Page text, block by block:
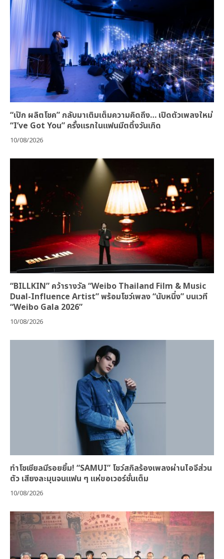
“เป๊ก ผลิตโชค” กลับมาเติมเต็มความคิดถึง… เปิดตัวเพลงใหม่
“I’ve Got You” ครั้งแรกในแฟนมีตติ้งวันเกิด
10/08/2026
“BILLKIN” คว้ารางวัล “Weibo Thailand Film & Music
Dual-Influence Artist” พร้อมโชว์เพลง “นับหนึ่ง” บนเวที
“Weibo Gala 2026”
10/08/2026
ทำโซเชียลมีรอยยิ้ม! “SAMUI” โชว์สกิลร้องเพลงผ่านไอจีส่วน
ตัว เสียงละมุนจนแฟน ๆ แห่ขอเวอร์ชั่นเต็ม
10/08/2026